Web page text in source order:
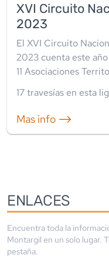
XVI Circuito
2023
El XVI Circuito
2023 cuenta este
11 Asociaciones
17travesías en esta
Mas info ⟶
ENLACES
Encuentra toda la
Montargil en un solo lugar.
pestaña.